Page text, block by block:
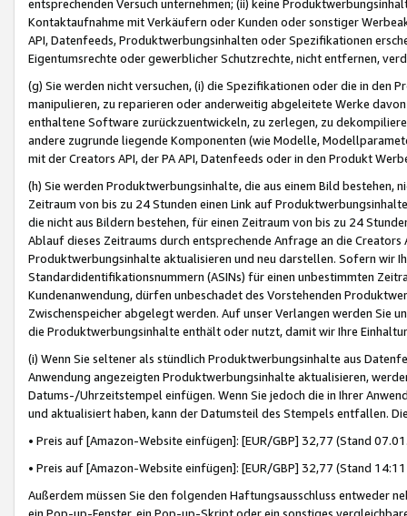
entsprechenden Versuch unternehmen; (ii) keine
Kontaktaufnahme mit Verkäufern oder Kunden oder sonstiger
API, Datenfeeds, Produktwerbungsinhalten oder Spezifikationen
Eigentumsrechte oder gewerblicher Schutzrechte, nicht entfernen,
(g) Sie werden nicht versuchen, (i) die Spezifikationen oder die in
manipulieren, zu reparieren oder anderweitig abgeleitete Werke
enthaltene Software zurückzuentwickeln, zu zerlegen, zu
andere zugrunde liegende Komponenten (wie Modelle,
mit der Creators API, der PA API, Datenfeeds oder in den Produkt
(h) Sie werden Produktwerbungsinhalte, die aus einem Bild bestehen,
Zeitraum von bis zu 24 Stunden einen Link auf
die nicht aus Bildern bestehen, für einen Zeitraum von bis zu 24
Ablauf dieses Zeitraums durch entsprechende Anfrage an die
Produktwerbungsinhalte aktualisieren und neu darstellen. Sofern wir
Standardidentifikationsnummern (ASINs) für einen unbestimmten
Kundenanwendung, dürfen unbeschadet des Vorstehenden
Zwischenspeicher abgelegt werden. Auf unser Verlangen werden Sie
die Produktwerbungsinhalte enthält oder nutzt, damit wir Ihre
(i) Wenn Sie seltener als stündlich Produktwerbungsinhalte aus
Anwendung angezeigten Produktwerbungsinhalte aktualisieren,
Datums-/Uhrzeitstempel einfügen. Wenn Sie jedoch die in Ihrer
und aktualisiert haben, kann der Datumsteil des Stempels entfallen.
• Preis auf [Amazon-Website einfügen]: [EUR/GBP] 32,77 (Stand
• Preis auf [Amazon-Website einfügen]: [EUR/GBP] 32,77 (Stand
Außerdem müssen Sie den folgenden Haftungsausschluss entweder
ein Pop-up-Fenster, ein Pop-up-Skript oder ein sonstiges